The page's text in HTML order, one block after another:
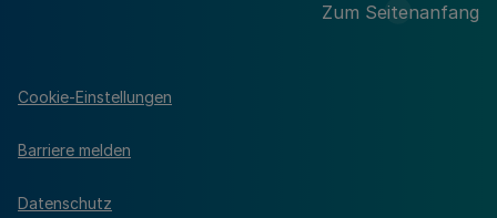
Zum Seitenanfang
Cookie-Einstellungen
Barriere melden
Datenschutz